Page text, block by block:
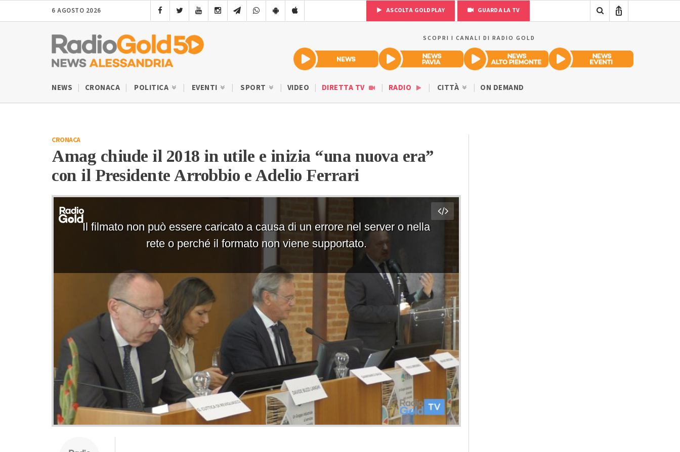
6 AGOSTO 2026 ASCOLTA GOLDPLAY GUARDA LA TV
SCOPRI I CANALI DI RADIO GOLD
NEWS CRONACA POLITICA EVENTI SPORT VIDEO DIRETTA TV RADIO CITTÀ ON DEMAND
CRONACA
Amag chiude il 2018 in utile e inizia “una nuova era”
con il Presidente Arrobbio e Adelio Ferrari